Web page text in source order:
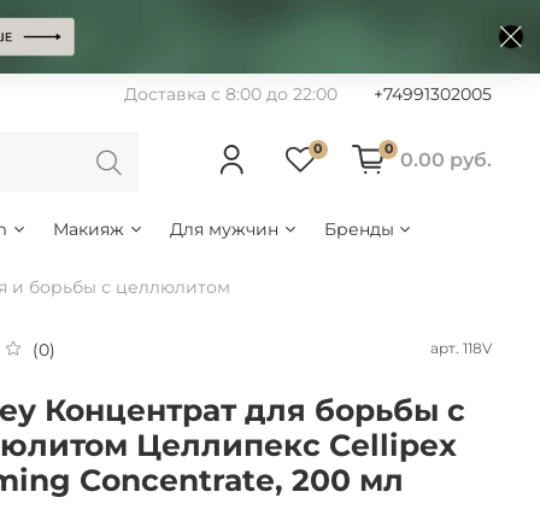
Доставка с 8:00 до 22:00 +74991302005
0 0 0.00 руб.
Макияж Для мужчин Бренды
и борьбы с целлюлитом
(0) арт. 118V
Концентрат для борьбы с
Целлипекс Cellipex
Concentrate, 200 мл